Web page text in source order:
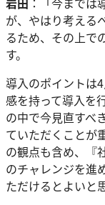
が、やはり考える
るため、その上で
す。
導入のポイントは
感を持って導入を
の中で今見直すべ
ていただくことが
の観点も含め、『
のチャレンジを進
ただけるとよいと